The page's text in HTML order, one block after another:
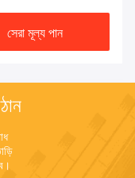
সেরা মূল্য পান